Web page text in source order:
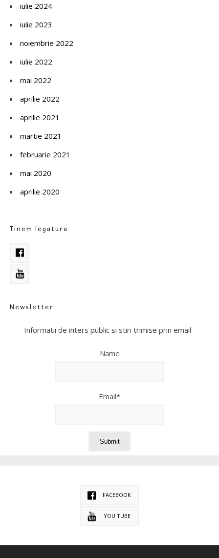
iulie 2024
iulie 2023
noiembrie 2022
iulie 2022
mai 2022
aprilie 2022
aprilie 2021
martie 2021
februarie 2021
mai 2020
aprilie 2020
Tinem legatura
Newsletter
Informatii de inters public si stiri trimise prin email
Name
Email*
FACEBOOK
YOU TUBE